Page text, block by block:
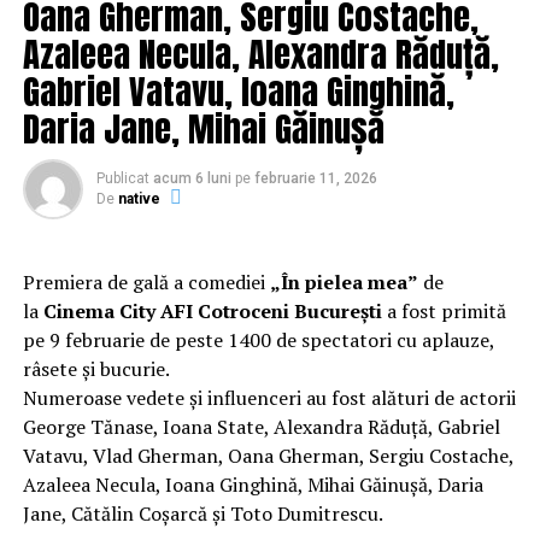
DRPCIV Bucuresti, domnul Comisar-Sef SCARLAT GELU.
Pentru a efectua cercetarea prealabila a fost desemnat
un ofiter din cadrul Birou Control al DRPCIV, respectiv
inspector principal IANCU IONEL, care a inceput un
intreg arsenal de intimidare si amenintari la adresa mea
cat si a celuilalt coleg, respectiv CRETU ION. Acesta a
inceput sa ne sune si sa ne intimideze, intrebandu-ne
mai mulkt cerandu-ne raportul ca si cum ar fi fost seful
nostru ierarhic. Totodata acesta s-a deplasat foarte des
in cadrul Biroului Logistica din cadrul DRPCIV Bucuresti
unde a afirmat raspicat ca va face tot posibilul sa ne
termine, acest fapt l-am aflat de la colegii din cadrul
Biroului Logistica Bucuresti, pe care ii propun drept
martori in aceasta cauza. De asemenea inspectorul
principal IANCU IONEL, chiar daca i-am relatat
telefonic ca sunt in concediu de odihna, mi-a intocmit o
invitatie pentru a ma prezenta sa fiu cercetat,
Oana Gherman, Sergiu Costache,
Azaleea Necula, Alexandra Răduță,
Gabriel Vatavu, Ioana Ginghină,
Daria Jane, Mihai Găinușă
Publicat acum 6 luni pe februarie 11, 2026
De native
Premiera de gală a comediei „În pielea mea” de
la Cinema City AFI Cotroceni Bucureștia fost primită
pe 9 februarie de peste 1400 de spectatori cu aplauze,
râsete și bucurie.
Numeroase vedete și influenceri au fost alături de actorii
George Tănase, Ioana State, Alexandra Răduță, Gabriel
Vatavu, Vlad Gherman, Oana Gherman, Sergiu Costache,
Azaleea Necula, Ioana Ginghină, Mihai Găinușă, Daria
Jane, Cătălin Coșarcă și Toto Dumitrescu.